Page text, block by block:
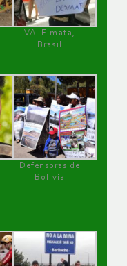
VALE mata,
Brasil
Defensoras de
Bolivia